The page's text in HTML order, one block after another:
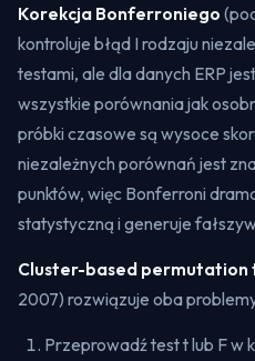
Korekcja Bonferroniego
kontroluje błąd I rodzaju
testami, ale dla danych ERP
wszystkie porównania jak
próbki czasowe są wysoce
niezależnych porównań jest
punktów, więc Bonferroni
statystyczną i generuje
Cluster-based permutation
2007) rozwiązuje oba
Przeprowadź test t lub F w